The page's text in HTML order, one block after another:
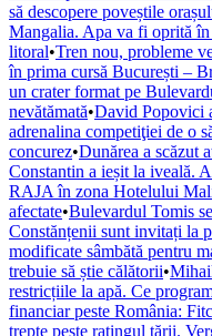
să descopere poveștile
Mangalia. Apa va fi oprită în
litoral•Tren nou, probleme
în prima cursă București –
un crater format pe
nevătămată•David Popovici
adrenalina competiţiei de o
concurez•Dunărea a scăzut
Constantin a ieșit la iveală.
RAJA în zona Hotelului
afectate•Bulevardul Tomis
Constănțenii sunt invitați la
modificate sâmbătă pentru
trebuie să știe călătorii•
restricțiile la apă. Ce
financiar peste România:
trepte peste ratingul țării.